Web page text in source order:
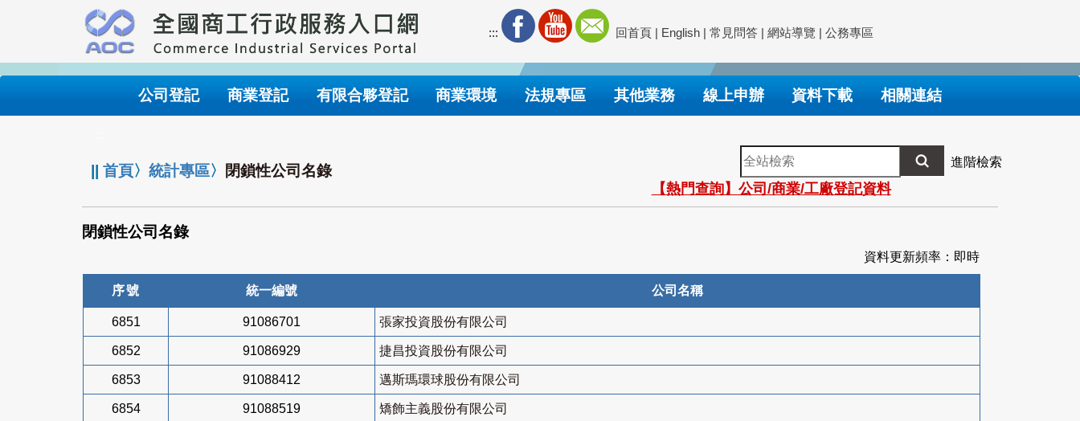
要
內
::: 回首頁 | English | 常見問答 | 網站導覽 | 公務專區
公司登記 商業登記 有限合夥登記 商業環境 法規專區 其他業務 線上申辦 資料下載 相關連結
||首頁〉統計專區〉 閉鎖性公司名錄
全
站
檢
索
進階檢索
【熱門查詢】公司/商業/工廠登記資料
閉鎖性公司名錄
資料更新頻率：即時
序號 統一編號 公司名稱
6851 91086701 張家投資股份有限公司
6852 91086929 捷昌投資股份有限公司
6853 91088412 邁斯瑪環球股份有限公司
6854 91088519 矯飾主義股份有限公司